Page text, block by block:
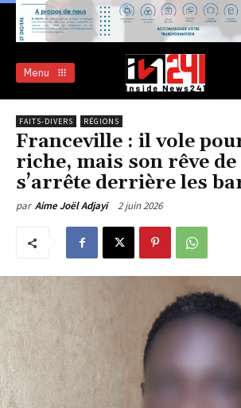
Menu
FAITS-DIVERS RÉGIONS
Franceville : il vole
riche, mais son rêve de
s’arrête derrière les
par Aime Joël Adjayi 2 juin 2026